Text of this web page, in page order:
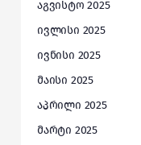
აგვისტო 2025
ივლისი 2025
ივნისი 2025
მაისი 2025
აპრილი 2025
მარტი 2025